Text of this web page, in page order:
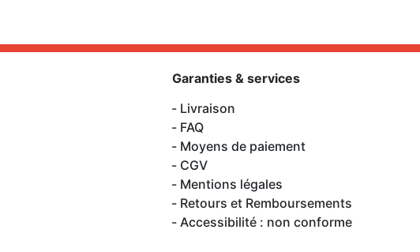
Garanties & services
Livraison
FAQ
Moyens de paiement
CGV
Mentions légales
Retours et Remboursements
Accessibilité : non conforme